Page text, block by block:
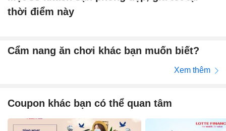
thời điểm này
Cẩm nang ăn chơi khác bạn muốn biết?
Xem thêm
Coupon khác bạn có thể quan tâm